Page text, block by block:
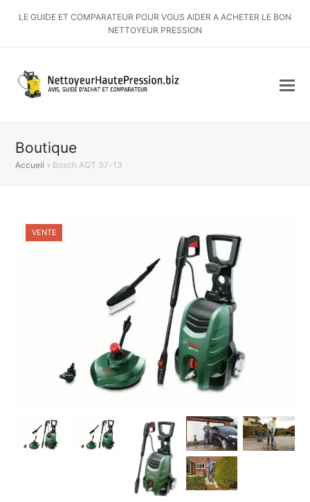
LE GUIDE ET COMPARATEUR POUR VOUS AIDER A ACHETER LE BON
NETTOYEUR PRESSION
Boutique
Accueil » Bosch AQT 37-13
VENTE